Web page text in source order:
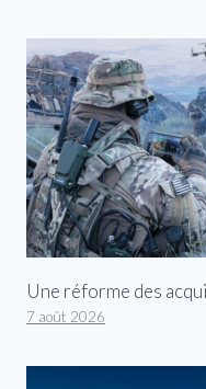
Une réforme des
7 août 2026